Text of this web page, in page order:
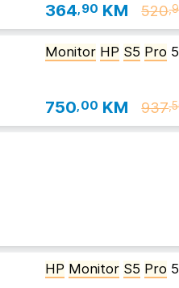
364,90 KM 520
Monitor HP S5 Pro
750,00 KM 937
HP Monitor S5 Pro